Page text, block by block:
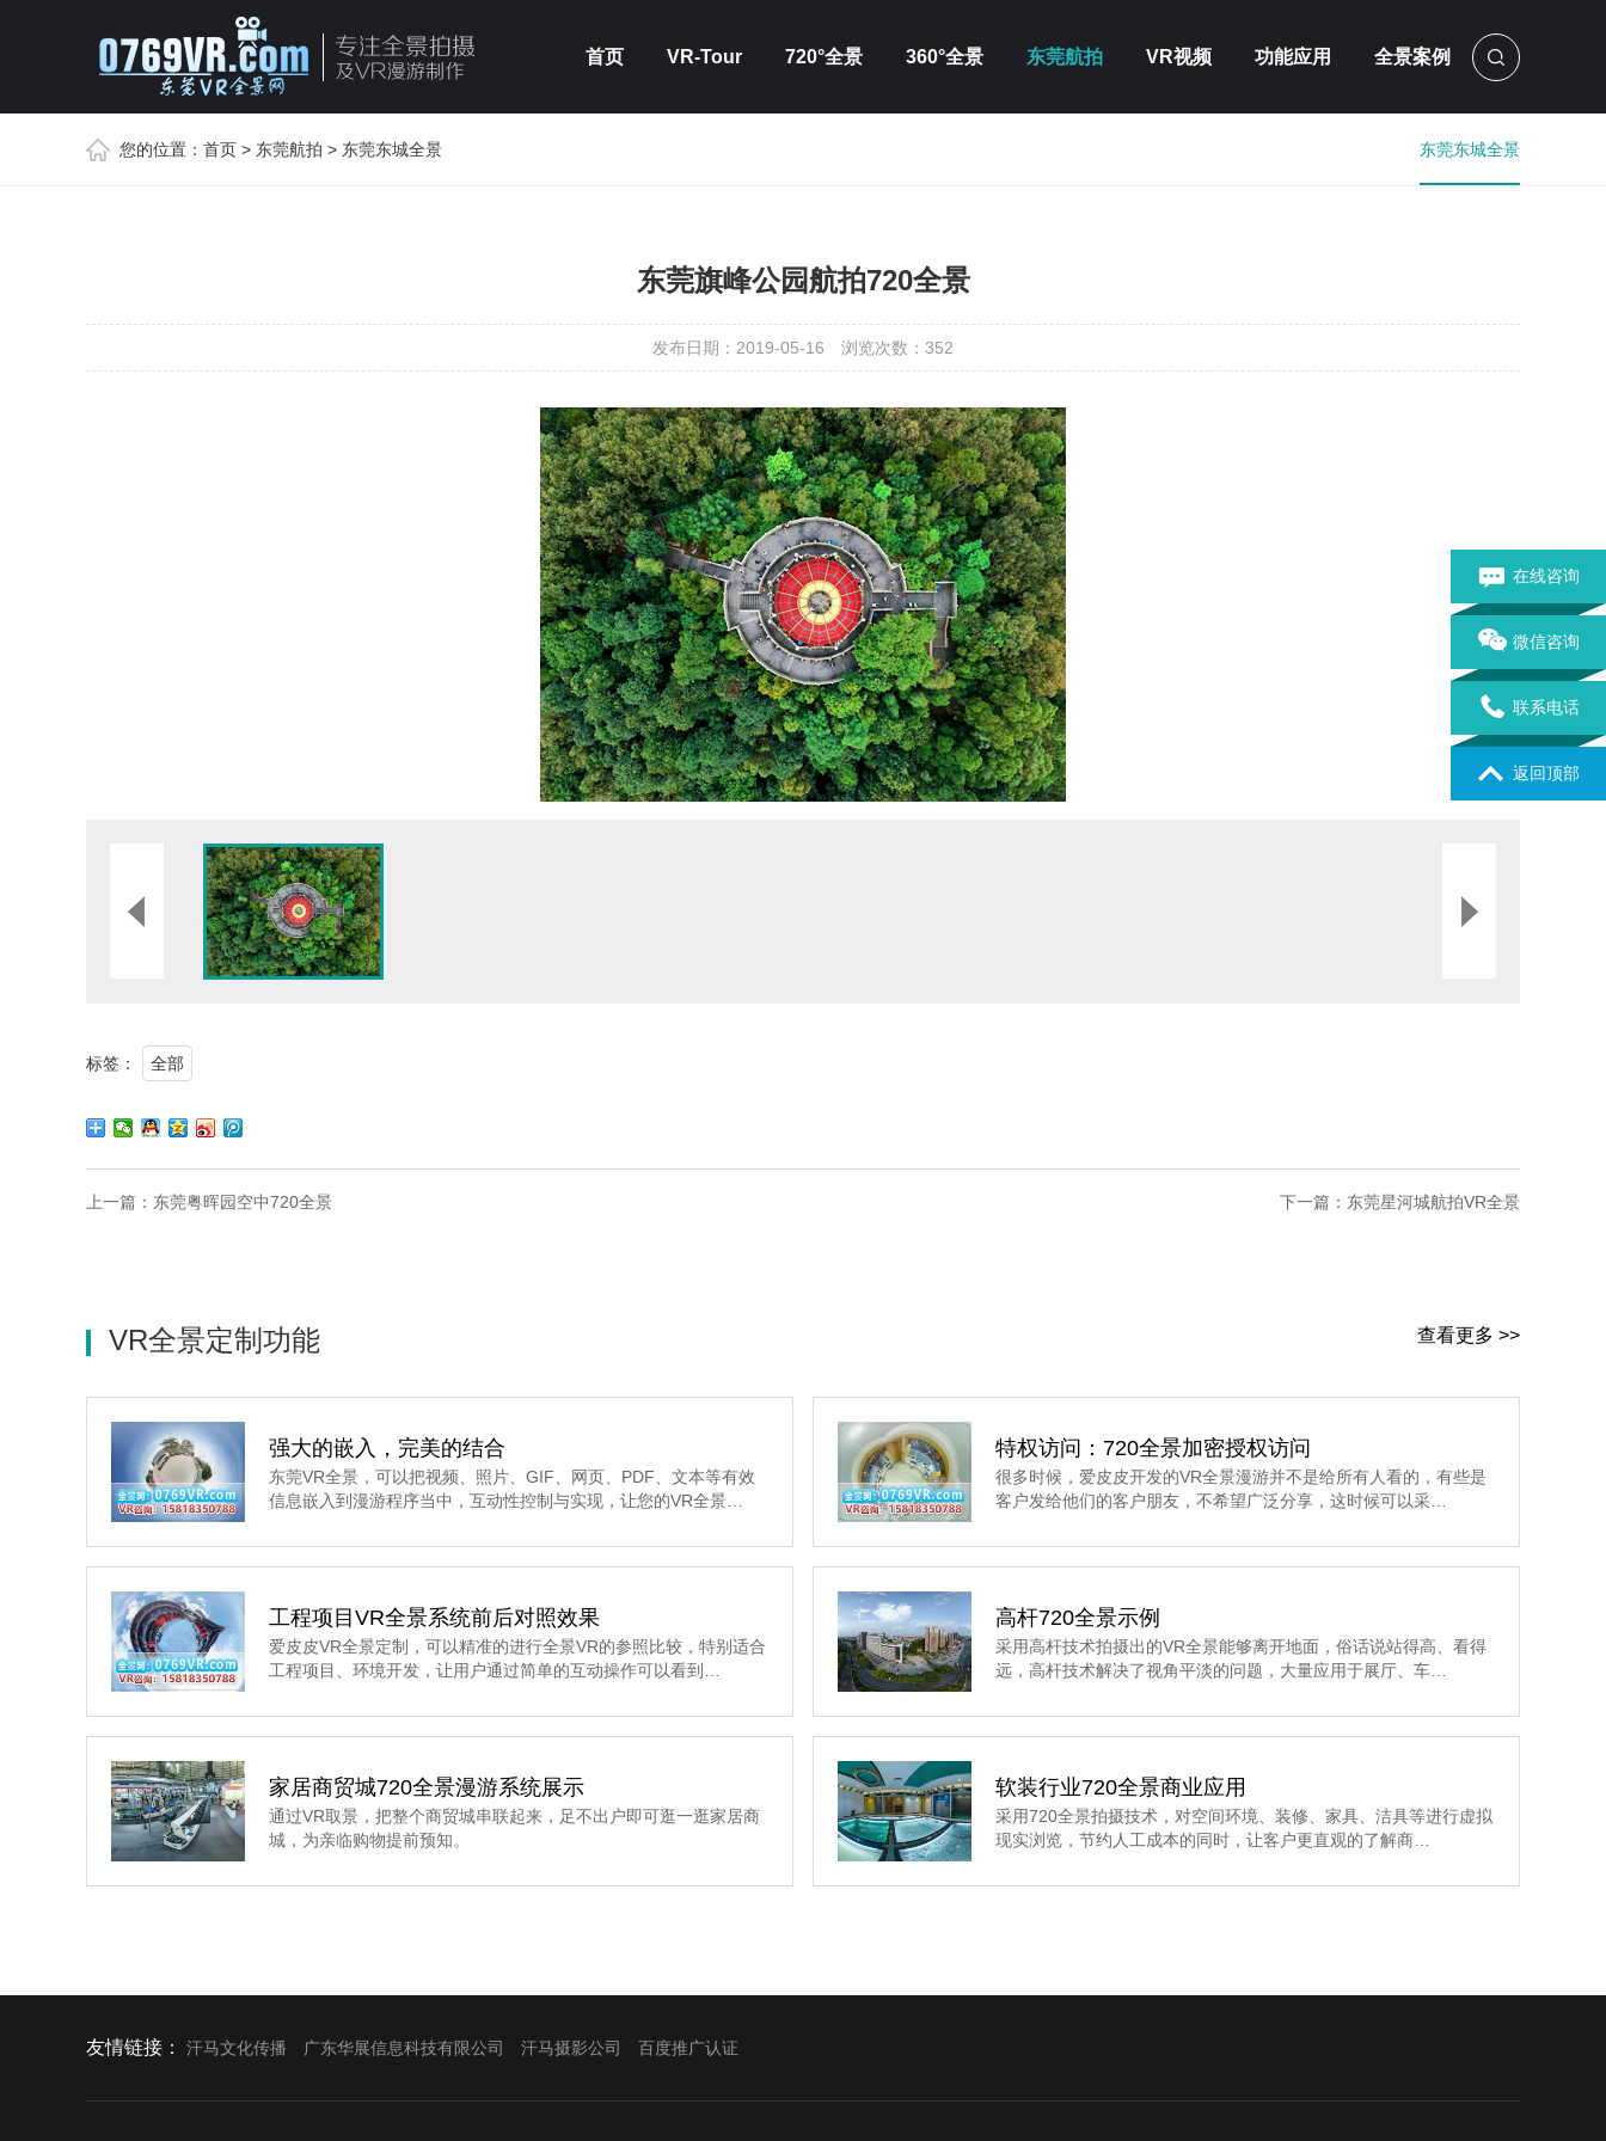
首页 VR-Tour 720°全景 360°全景 东莞航拍 VR视频 功能应用 全景案例
您的位置： 首页 > 东莞航拍 > 东莞东城全景 东莞东城全景
东莞旗峰公园航拍720全景
发布日期：2019-05-16 浏览次数： 352
标签： 全部
上一篇： 东莞粤晖园空中720全景 下一篇： 东莞星河城航拍VR全景
查看更多 >>
VR全景定制功能
强大的嵌入，完美的结合
东莞VR全景，可以把视频、照片、GIF、网页、PDF、文本等有效
信息嵌入到漫游程序当中，互动性控制与实现，让您的VR全景…
特权访问：720全景加密授权访问
很多时候，爱皮皮开发的VR全景漫游并不是给所有人看的，有些是
客户发给他们的客户朋友，不希望广泛分享，这时候可以采…
工程项目VR全景系统前后对照效果
爱皮皮VR全景定制，可以精准的进行全景VR的参照比较，特别适合
工程项目、环境开发，让用户通过简单的互动操作可以看到…
高杆720全景示例
采用高杆技术拍摄出的VR全景能够离开地面，俗话说站得高、看得
远，高杆技术解决了视角平淡的问题，大量应用于展厅、车…
家居商贸城720全景漫游系统展示
通过VR取景，把整个商贸城串联起来，足不出户即可逛一逛家居商
城，为亲临购物提前预知。
软装行业720全景商业应用
采用720全景拍摄技术，对空间环境、装修、家具、洁具等进行虚拟
现实浏览，节约人工成本的同时，让客户更直观的了解商…
友情链接： 汗马文化传播 广东华展信息科技有限公司 汗马摄影公司 百度推广认证
在线咨询
微信咨询
联系电话
返回顶部